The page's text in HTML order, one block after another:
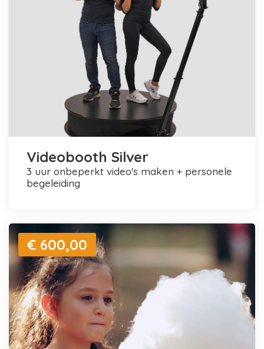
Videobooth Silver
3 uur onbeperkt video's maken + personele
begeleiding
€ 600,00